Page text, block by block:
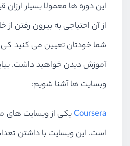
این دوره ها معمولا بسیار
از آن احتیاجی به بیرون رفتن از
شما خودتان تعیین می کنید
آموزش دیدن خواهید داشت.
وبسایت ها آشنا شویم:
Courseraیکی از وبسایت های
است. این وبسایت با داشتن